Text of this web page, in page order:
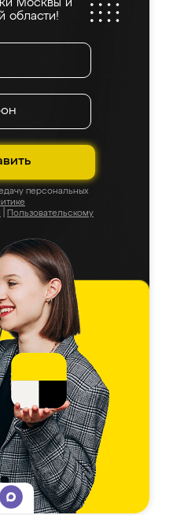
Москвы и
области!
персональных
Пользовательскому